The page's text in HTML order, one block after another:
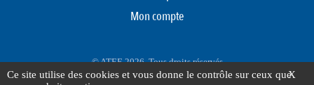
Mon compte
© ATEE 2026. Tous droits réservés
Protection des données personnelles
Plan du site
X
Ce site utilise des cookies et vous donne le contrôle sur ceux que